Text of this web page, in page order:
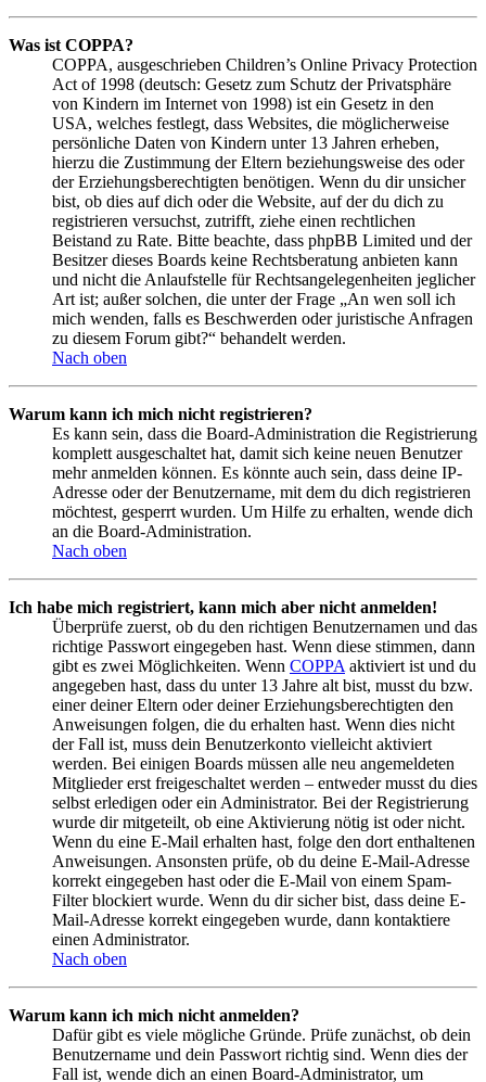
Was ist COPPA?
COPPA, ausgeschrieben Children’s Online Privacy Protection
Act of 1998 (deutsch: Gesetz zum Schutz der Privatsphäre
von Kindern im Internet von 1998) ist ein Gesetz in den
USA, welches festlegt, dass Websites, die möglicherweise
persönliche Daten von Kindern unter 13 Jahren erheben,
hierzu die Zustimmung der Eltern beziehungsweise des oder
der Erziehungsberechtigten benötigen. Wenn du dir unsicher
bist, ob dies auf dich oder die Website, auf der du dich zu
registrieren versuchst, zutrifft, ziehe einen rechtlichen
Beistand zu Rate. Bitte beachte, dass phpBB Limited und der
Besitzer dieses Boards keine Rechtsberatung anbieten kann
und nicht die Anlaufstelle für Rechtsangelegenheiten jeglicher
Art ist; außer solchen, die unter der Frage „An wen soll ich
mich wenden, falls es Beschwerden oder juristische Anfragen
zu diesem Forum gibt?“ behandelt werden.
Nach oben
Warum kann ich mich nicht registrieren?
Es kann sein, dass die Board-Administration die Registrierung
komplett ausgeschaltet hat, damit sich keine neuen Benutzer
mehr anmelden können. Es könnte auch sein, dass deine IP-
Adresse oder der Benutzername, mit dem du dich registrieren
möchtest, gesperrt wurden. Um Hilfe zu erhalten, wende dich
an die Board-Administration.
Nach oben
Ich habe mich registriert, kann mich aber nicht anmelden!
Überprüfe zuerst, ob du den richtigen Benutzernamen und das
richtige Passwort eingegeben hast. Wenn diese stimmen, dann
gibt es zwei Möglichkeiten. Wenn COPPA aktiviert ist und du
angegeben hast, dass du unter 13 Jahre alt bist, musst du bzw.
einer deiner Eltern oder deiner Erziehungsberechtigten den
Anweisungen folgen, die du erhalten hast. Wenn dies nicht
der Fall ist, muss dein Benutzerkonto vielleicht aktiviert
werden. Bei einigen Boards müssen alle neu angemeldeten
Mitglieder erst freigeschaltet werden – entweder musst du dies
selbst erledigen oder ein Administrator. Bei der Registrierung
wurde dir mitgeteilt, ob eine Aktivierung nötig ist oder nicht.
Wenn du eine E-Mail erhalten hast, folge den dort enthaltenen
Anweisungen. Ansonsten prüfe, ob du deine E-Mail-Adresse
korrekt eingegeben hast oder die E-Mail von einem Spam-
Filter blockiert wurde. Wenn du dir sicher bist, dass deine E-
Mail-Adresse korrekt eingegeben wurde, dann kontaktiere
einen Administrator.
Nach oben
Warum kann ich mich nicht anmelden?
Dafür gibt es viele mögliche Gründe. Prüfe zunächst, ob dein
Benutzername und dein Passwort richtig sind. Wenn dies der
Fall ist, wende dich an einen Board-Administrator, um